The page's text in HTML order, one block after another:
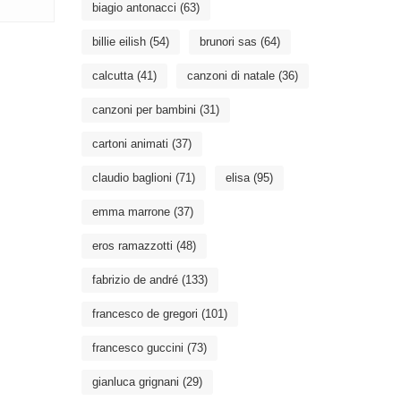
biagio antonacci (63)
billie eilish (54) brunori sas (64)
calcutta(41) canzoni di natale (36)
canzoni per bambini (31)
cartoni animati (37)
claudio baglioni (71) elisa(95)
emma marrone (37)
eros ramazzotti (48)
fabrizio de andré (133)
francesco de gregori (101)
francesco guccini (73)
gianluca grignani (29)